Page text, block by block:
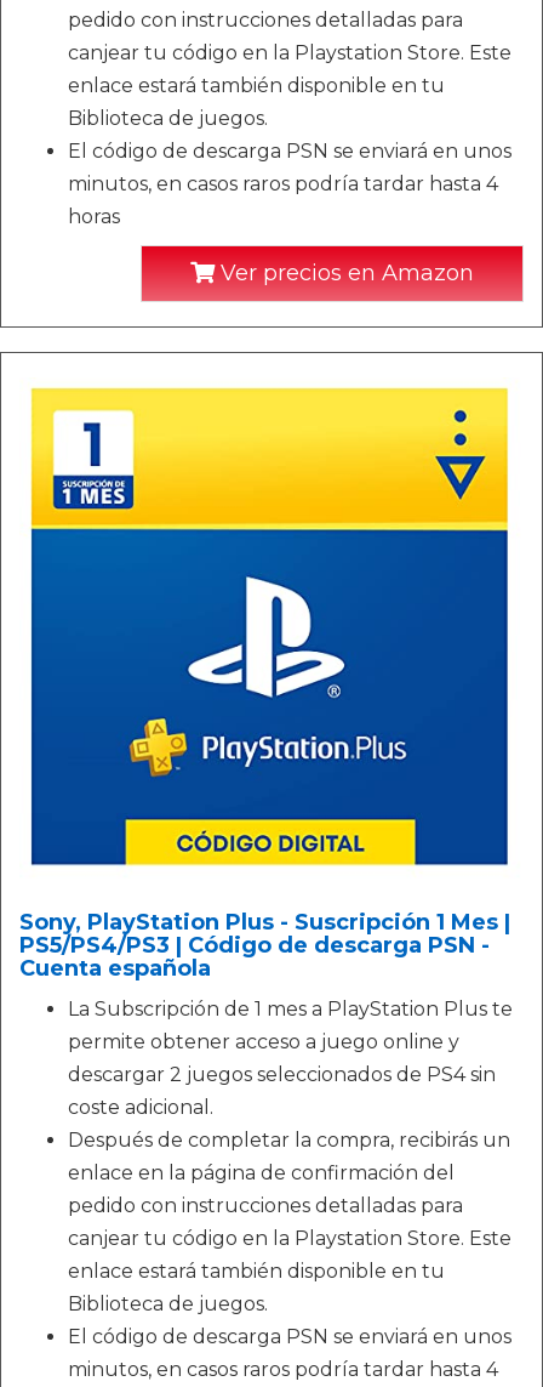
pedido con instrucciones detalladas para
canjear tu código en la Playstation Store. Este
enlace estará también disponible en tu
Biblioteca de juegos.
El código de descarga PSN se enviará en unos
minutos, en casos raros podría tardar hasta 4
horas
Ver precios en Amazon
Sony, PlayStation Plus - Suscripción 1 Mes |
PS5/PS4/PS3 | Código de descarga PSN -
Cuenta española
La Subscripción de 1 mes a PlayStation Plus te
permite obtener acceso a juego online y
descargar 2 juegos seleccionados de PS4 sin
coste adicional.
Después de completar la compra, recibirás un
enlace en la página de confirmación del
pedido con instrucciones detalladas para
canjear tu código en la Playstation Store. Este
enlace estará también disponible en tu
Biblioteca de juegos.
El código de descarga PSN se enviará en unos
minutos, en casos raros podría tardar hasta 4